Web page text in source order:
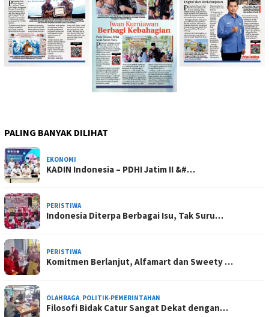
PALING BANYAK DILIHAT
EKONOMI
KADIN Indonesia – PDHI Jatim II &#…
PERISTIWA
Indonesia Diterpa Berbagai Isu, Tak Suru…
PERISTIWA
Komitmen Berlanjut, Alfamart dan Sweety …
OLAHRAGA, POLITIK-PEMERINTAHAN
Filosofi Bidak Catur Sangat Dekat dengan…